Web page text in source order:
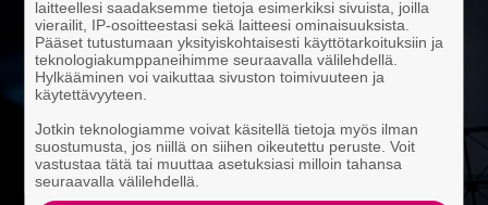
laitteellesi saadaksemme tietoja esimerkiksi sivuista, joilla
vierailit, IP-osoitteestasi sekä laitteesi ominaisuuksista.
Pääset tutustumaan yksityiskohtaisesti käyttötarkoituksiin ja
teknologiakumppaneihimme seuraavalla välilehdellä.
Hylkääminen voi vaikuttaa sivuston toimivuuteen ja
käytettävyyteen.
Jotkin teknologiamme voivat käsitellä tietoja myös ilman
suostumusta, jos niillä on siihen oikeutettu peruste. Voit
vastustaa tätä tai muuttaa asetuksiasi milloin tahansa
seuraavalla välilehdellä.